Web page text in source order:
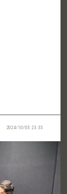
2024/10/05 23:35